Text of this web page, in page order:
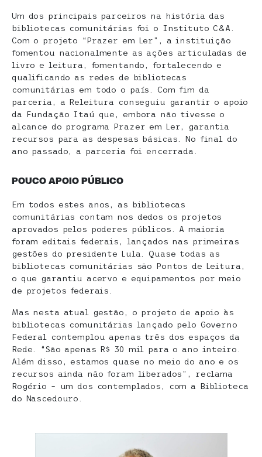
Um dos principais parceiros na história das
bibliotecas comunitárias foi o Instituto C&A.
Com o projeto “Prazer em Ler”, a instituição
fomentou nacionalmente as ações articuladas de
livro e leitura, fomentando, fortalecendo e
qualificando as redes de bibliotecas
comunitárias em todo o país. Com fim da
parceria, a Releitura conseguiu garantir o apoio
da Fundação Itaú que, embora não tivesse o
alcance do programa Prazer em Ler, garantia
recursos para as despesas básicas. No final do
ano passado, a parceria foi encerrada.
POUCO APOIO PÚBLICO
Em todos estes anos, as bibliotecas
comunitárias contam nos dedos os projetos
aprovados pelos poderes públicos. A maioria
foram editais federais, lançados nas primeiras
gestões do presidente Lula. Quase todas as
bibliotecas comunitárias são Pontos de Leitura,
o que garantiu acervo e equipamentos por meio
de projetos federais.
Mas nesta atual gestão, o projeto de apoio às
bibliotecas comunitárias lançado pelo Governo
Federal contemplou apenas três dos espaços da
Rede. “São apenas R$ 30 mil para o ano inteiro.
Além disso, estamos quase no meio do ano e os
recursos ainda não foram liberados”, reclama
Rogério – um dos contemplados, com a Biblioteca
do Nascedouro.